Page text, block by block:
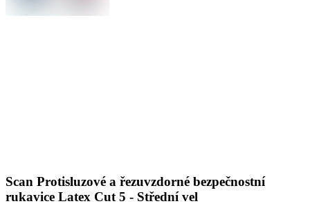
Scan Protisluzové a řezuvzdorné bezpečnostní
rukavice Latex Cut 5 - Střední vel